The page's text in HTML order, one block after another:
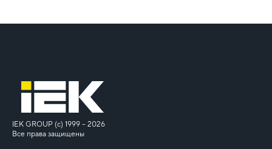
IEK GROUP (c) 1999 – 2026
Все права защищены